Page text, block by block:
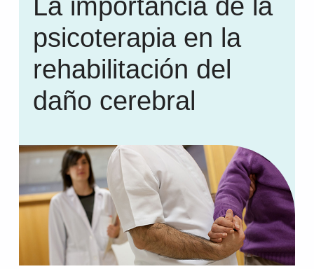
La importancia de la
psicoterapia en la
rehabilitación del
daño cerebral